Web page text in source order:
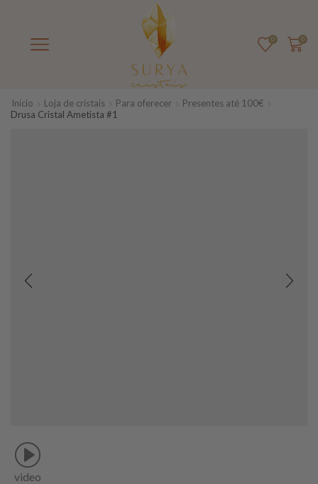
0 0
Início Loja de cristais Para oferecer
Presentes até 100€
Drusa Cristal Ametista #1
video